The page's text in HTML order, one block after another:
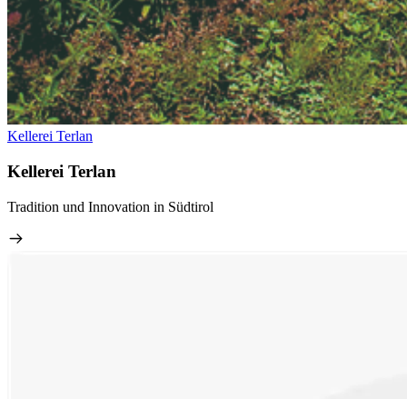
Kellerei Terlan
Kellerei Terlan
Tradition und Innovation in Südtirol